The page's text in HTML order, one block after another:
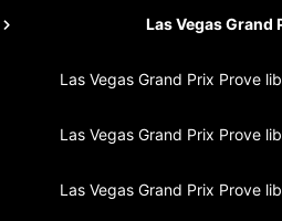
Las Vegas Grand
Las Vegas Grand Prix Prove
Las Vegas Grand Prix Prove
Las Vegas Grand Prix Prove